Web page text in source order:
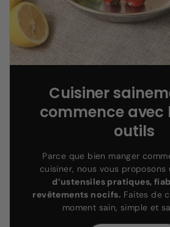
Cuisiner
commence avec
outils
Parce que bien manger
cuisiner, nous vous proposons
d’ustensiles pratiques,
revêtements nocifs. Faites de
moment sain, simple et